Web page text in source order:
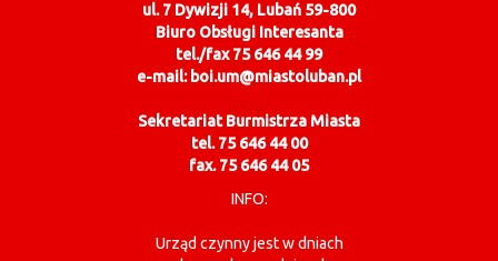
ul. 7 Dywizji 14, Lubań 59-800
Biuro Obsługi Interesanta
tel./fax 75 646 44 99
e-mail: boi.um@miastoluban.pl
Sekretariat Burmistrza Miasta
tel. 75 646 44 00
fax. 75 646 44 05
INFO:
Urząd czynny jest w dniach